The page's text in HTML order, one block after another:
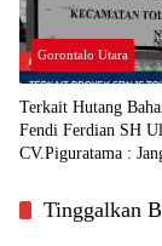
Gorontalo Utara
Terkait Hutang
Fendi Ferdian SH
CV.Piguratama :
Tinggalkan